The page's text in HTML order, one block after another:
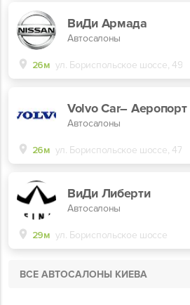
ВиДи Армада
Автосалоны
26м ул. Бориспольское шоссе, 49
Volvo Car– Аеропорт
Автосалоны
26м ул. Бориспольское шоссе, 47
ВиДи Либерти
Автосалоны
29м ул. Бориспольское шоссе
ВСЕ АВТОСАЛОНЫ КИЕВА